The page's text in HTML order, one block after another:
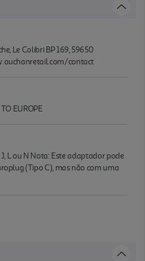
Le Colibri BP 169, 59650
contact
EUROPE
J, L ou N Nota: Este adaptador pode
(Tipo C), mas não com uma